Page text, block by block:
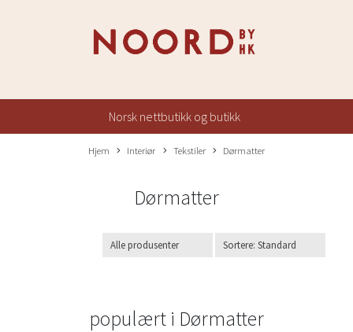
Norsk nettbutikk og butikk
Hjem Interiør Tekstiler Dørmatter
Dørmatter
populært i Dørmatter